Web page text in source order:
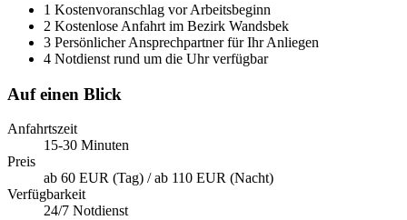
1 Kostenvoranschlag vor Arbeitsbeginn
2 Kostenlose Anfahrt im Bezirk Wandsbek
3 Persönlicher Ansprechpartner für Ihr Anliegen
4 Notdienst rund um die Uhr verfügbar
Auf einen Blick
Anfahrtszeit
15-30 Minuten
Preis
ab 60 EUR (Tag) / ab 110 EUR (Nacht)
Verfügbarkeit
24/7 Notdienst